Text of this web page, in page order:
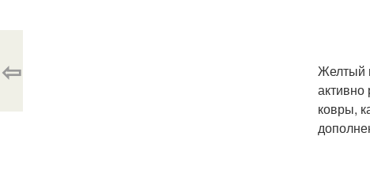
Желтый
ковры,
⇦